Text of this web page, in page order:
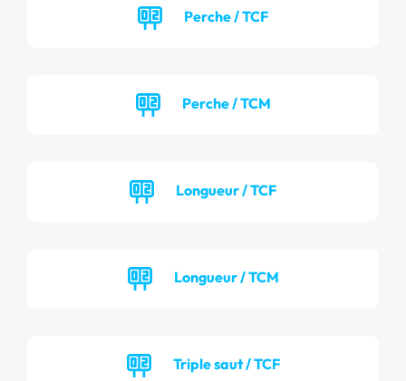
Perche / TCF
Perche / TCM
Longueur / TCF
Longueur / TCM
Triple saut / TCF